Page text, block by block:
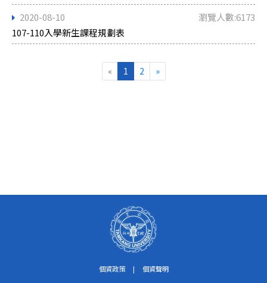
2020-08-10
瀏覽人數:6173
107-110入學新生課程規劃表
« 1 2 »
個資政策 | 個資聲明